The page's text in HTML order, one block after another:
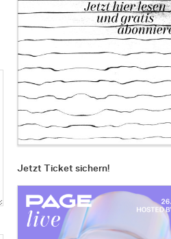
Jetzt Ticket sichern!